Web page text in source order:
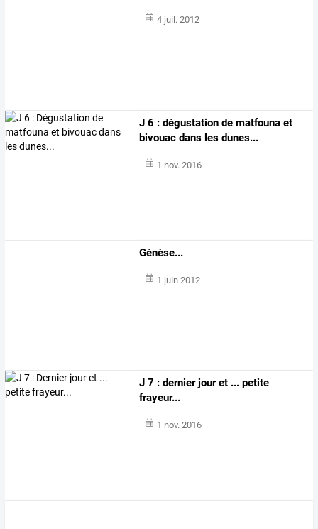
4 juil. 2012
J 6 : dégustation de matfouna et
bivouac dans les dunes...
1 nov. 2016
Génèse...
1 juin 2012
J 7 : dernier jour et ... petite
frayeur...
1 nov. 2016